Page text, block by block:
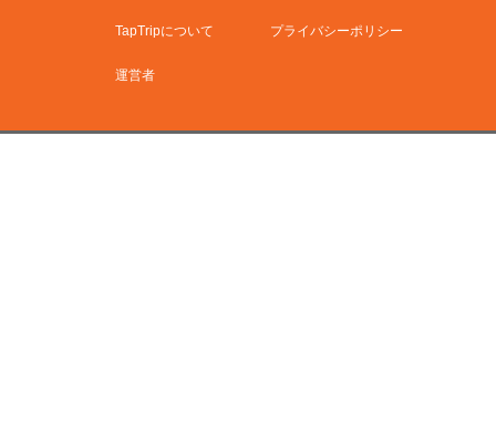
TapTripについて プライバシーポリシー
運営者